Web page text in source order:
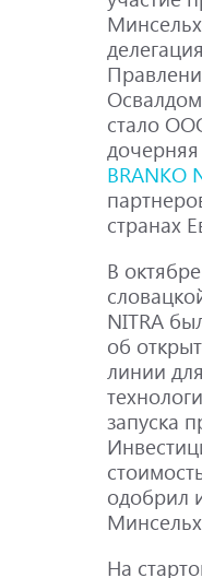
стало
BRANKO
странах
В
NITRA
об
линии
запуска
одобрил
На